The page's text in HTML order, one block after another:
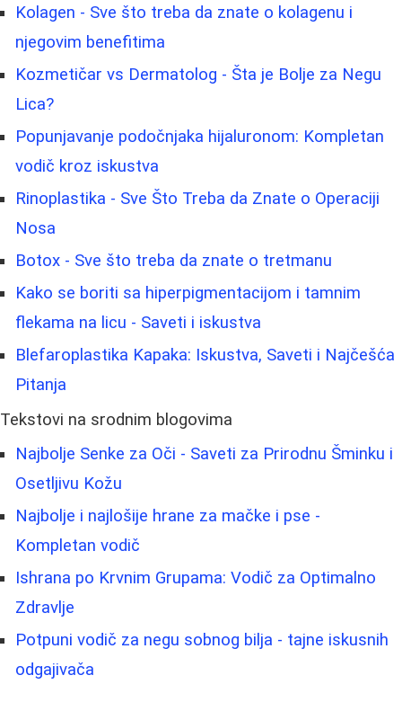
Kolagen - Sve što treba da znate o kolagenu i
njegovim benefitima
Kozmetičar vs Dermatolog - Šta je Bolje za Negu
Lica?
Popunjavanje podočnjaka hijaluronom: Kompletan
vodič kroz iskustva
Rinoplastika - Sve Što Treba da Znate o Operaciji
Nosa
Botox - Sve što treba da znate o tretmanu
Kako se boriti sa hiperpigmentacijom i tamnim
flekama na licu - Saveti i iskustva
Blefaroplastika Kapaka: Iskustva, Saveti i Najčešća
Pitanja
Tekstovi na srodnim blogovima
Najbolje Senke za Oči - Saveti za Prirodnu Šminku i
Osetljivu Kožu
Najbolje i najlošije hrane za mačke i pse -
Kompletan vodič
Ishrana po Krvnim Grupama: Vodič za Optimalno
Zdravlje
Potpuni vodič za negu sobnog bilja - tajne iskusnih
odgajivača